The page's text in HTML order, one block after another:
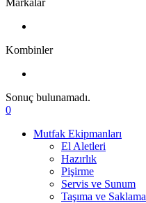
Markalar
Kombinler
Sonuç bulunamadı.
0
Mutfak Ekipmanları
El Aletleri
Hazırlık
Pişirme
Servis ve Sunum
Taşıma ve Saklama